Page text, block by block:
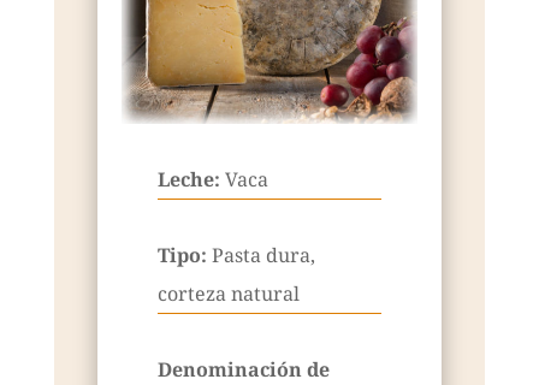
Leche: Vaca
Tipo: Pasta dura,
corteza natural
Denominación de